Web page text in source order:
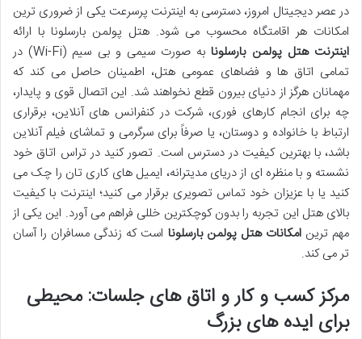
در عصر دیجیتال امروز، دسترسی به اینترنت پرسرعت یکی از ضروری ترین
امکانات هر اقامتگاه محسوب می شود. هتل پولمن بارسلونا با ارائه
اینترنت هتل پولمن بارسلونا
به صورت سیمی و بی سیم (Wi-Fi) در
تمامی اتاق ها و فضاهای عمومی هتل، اطمینان حاصل می کند که
مهمانان هرگز از دنیای بیرون قطع نخواهند شد. این اتصال قوی و پایدار،
چه برای انجام کارهای فوری، شرکت در کنفرانس های آنلاین، برقراری
ارتباط با خانواده و دوستان، یا صرفاً برای سرگرمی و تماشای فیلم آنلاین
باشد، با بهترین کیفیت در دسترس است. تصور کنید در تراس اتاق خود
نشسته و با منظره ای از دریای مدیترانه، ایمیل های کاری تان را چک می
کنید یا با عزیزان خود تماس تصویری برقرار می کنید؛ اینترنت با کیفیت
بالای هتل این تجربه را بدون کوچکترین خللی فراهم می آورد. این یکی از
مهم ترینامکانات هتل پولمن بارسلونا است که زندگی مسافران را آسان
تر می کند.
مرکز کسب و کار و اتاق های جلسات: محیطی
برای ایده های بزرگ